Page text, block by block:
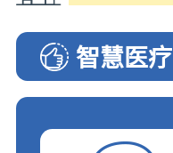
智慧医疗
智慧医疗·G·e·_·I